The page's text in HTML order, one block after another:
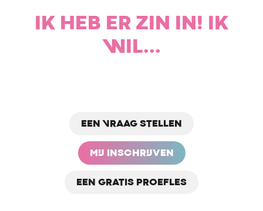
IK HEB ER ZIN IN! IK
WIL...
EEN VRAAG STELLEN
MIJ INSCHRIJVEN
EEN GRATIS PROEFLES